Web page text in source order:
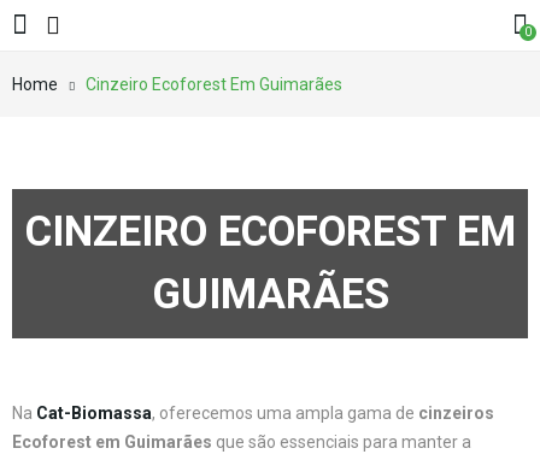
0
Home Cinzeiro Ecoforest Em Guimarães
CINZEIRO ECOFOREST EM
GUIMARÃES
Na Cat-Biomassa, oferecemos uma ampla gama de cinzeiros
Ecoforest em Guimarães que são essenciais para manter a